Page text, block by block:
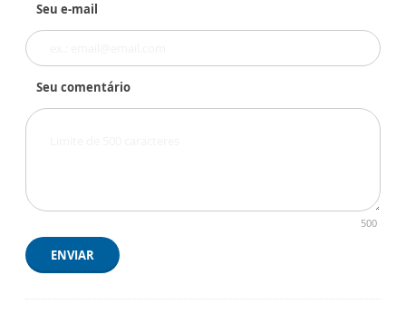
Seu e-mail
Seu comentário
500
ENVIAR